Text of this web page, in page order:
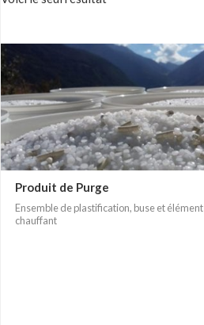
Produit de Purge
Ensemble de plastification, buse et élément
chauffant